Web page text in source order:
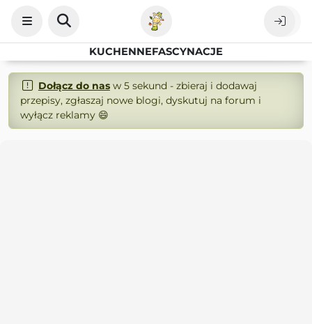
KUCHENNEFASCYNACJE
Dołącz do nasw 5 sekund - zbieraj i dodawaj
przepisy, zgłaszaj nowe blogi, dyskutuj na forum i
wyłącz reklamy 😄